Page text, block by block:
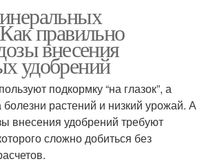
правильно
внесения
удобрений
подкормку “на глазок”, а
растений и низкий урожай. А
внесения удобрений требуют
сложно добиться без